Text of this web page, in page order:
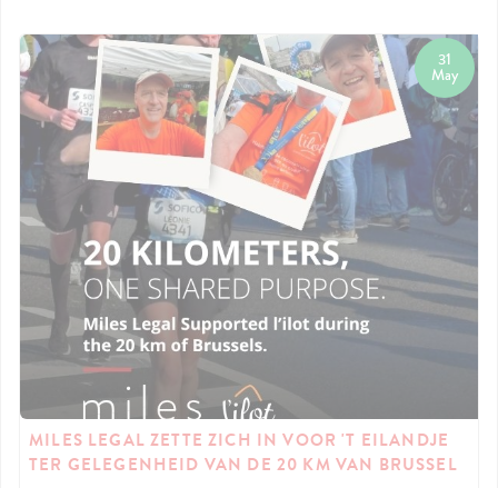
31
May
MILES LEGAL ZETTE ZICH IN VOOR 'T EILANDJE
TER GELEGENHEID VAN DE 20 KM VAN BRUSSEL